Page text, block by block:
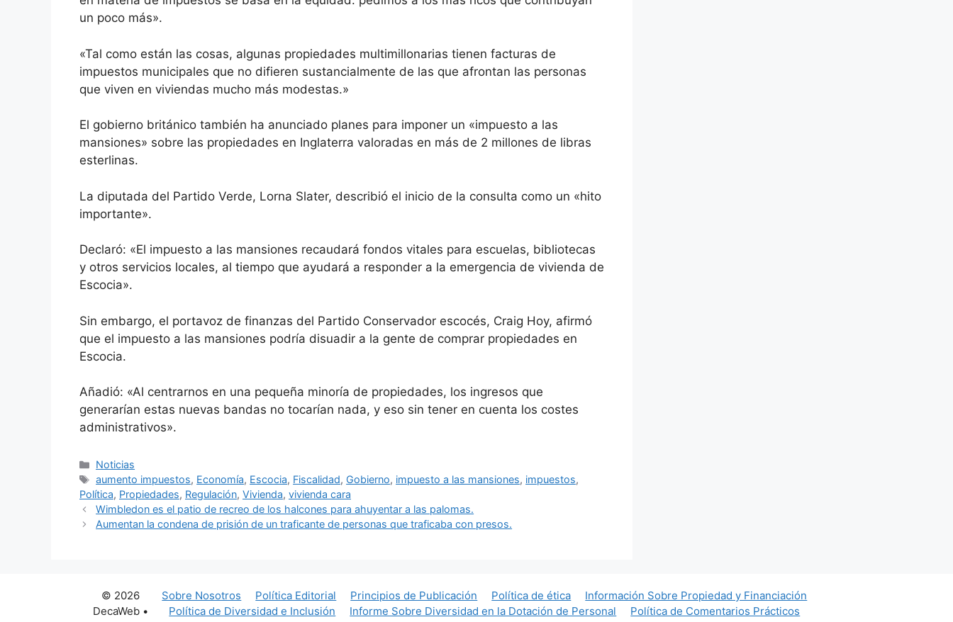
un poco más».
«Tal como están las cosas, algunas propiedades multimillonarias tienen facturas de
impuestos municipales que no difieren sustancialmente de las que afrontan las personas
que viven en viviendas mucho más modestas.»
El gobierno británico también ha anunciado planes para imponer un «impuesto a las
mansiones» sobre las propiedades en Inglaterra valoradas en más de 2 millones de libras
esterlinas.
La diputada del Partido Verde, Lorna Slater, describió el inicio de la consulta como un «hito
importante».
Declaró: «El impuesto a las mansiones recaudará fondos vitales para escuelas, bibliotecas
y otros servicios locales, al tiempo que ayudará a responder a la emergencia de vivienda de
Escocia».
Sin embargo, el portavoz de finanzas del Partido Conservador escocés, Craig Hoy, afirmó
que el impuesto a las mansiones podría disuadir a la gente de comprar propiedades en
Escocia.
Añadió: «Al centrarnos en una pequeña minoría de propiedades, los ingresos que
generarían estas nuevas bandas no tocarían nada, y eso sin tener en cuenta los costes
administrativos».
Categorías
Noticias
Etiquetas
aumento impuestos, Economía, Escocia, Fiscalidad, Gobierno, impuesto a las mansiones, impuestos,
Política, Propiedades, Regulación, Vivienda, vivienda cara
Wimbledon es el patio de recreo de los halcones para ahuyentar a las palomas.
Aumentan la condena de prisión de un traficante de personas que traficaba con presos.
Sobre Nosotros Política Editorial Principios de Publicación Política de ética
Información Sobre Propiedad y Financiación
Política de Diversidad e Inclusión
Informe Sobre Diversidad en la Dotación de Personal
Política de Comentarios Prácticos
© 2026
DecaWeb •